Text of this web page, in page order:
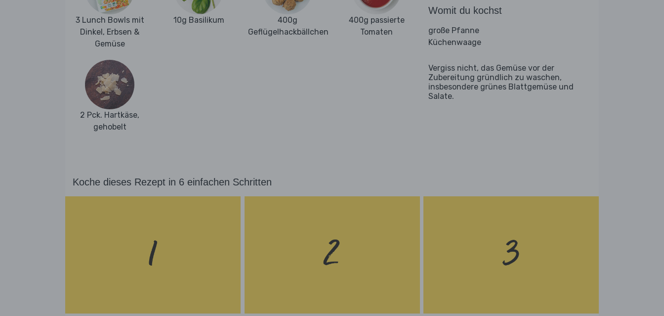
3 Lunch Bowls mit
Dinkel, Erbsen &
Gemüse
10g Basilikum
400g
Geflügelhackbällchen
400g passierte
Tomaten
2 Pck. Hartkäse,
gehobelt
Womit du kochst
große Pfanne
Küchenwaage
Vergiss nicht, das Gemüse vor der
Zubereitung gründlich zu waschen,
insbesondere grünes Blattgemüse und
Salate.
Koche dieses Rezept in 6 einfachen Schritten